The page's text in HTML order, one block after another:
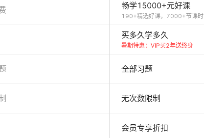
畅学15000+元好课
190+精选好课，7000+节课时
买多久学多久
暑期特惠：VIP买2年送终身
全部习题
无次数限制
会员专享折扣